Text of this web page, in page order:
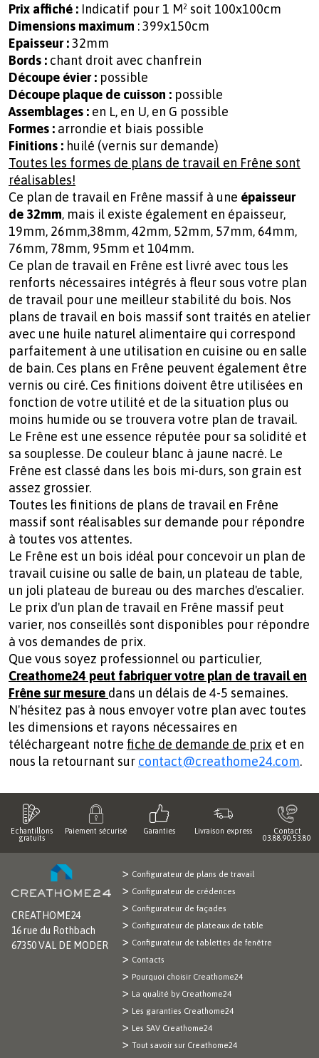
Prix affiché : Indicatif pour 1 M² soit 100x100cm
Dimensions maximum : 399x150cm
Epaisseur :32mm
Bords : chant droit avec chanfrein
Découpe évier : possible
Découpe plaque de cuisson : possible
Assemblages : en L, en U, en G possible
Formes : arrondie et biais possible
Finitions : huilé (vernis sur demande)
Toutes les formes de plans de travail en Frêne sont
réalisables!
Ce plan de travail en Frêne massif à une épaisseur
de 32mm, mais il existe également en épaisseur,
19mm, 26mm,38mm, 42mm, 52mm, 57mm, 64mm,
76mm, 78mm, 95mm et 104mm.
Ce plan de travail en Frêne est livré avec tous les
renforts nécessaires intégrés à fleur sous votre plan
de travail pour une meilleur stabilité du bois. Nos
plans de travail en bois massif sont traités en atelier
avec une huile naturel alimentaire qui correspond
parfaitement à une utilisation en cuisine ou en salle
de bain. Ces plans en Frêne peuvent également être
vernis ou ciré. Ces finitions doivent être utilisées en
fonction de votre utilité et de la situation plus ou
moins humide ou se trouvera votre plan de travail.
Le Frêne est une essence réputée pour sa solidité et
sa souplesse. De couleur blanc à jaune nacré. Le
Frêne est classé dans les bois mi-durs, son grain est
assez grossier.
Toutes les finitions de plans de travail en Frêne
massif sont réalisables sur demande pour répondre
à toutes vos attentes.
Le Frêne est un bois idéal pour concevoir un plan de
travail cuisine ou salle de bain, un plateau de table,
un joli plateau de bureau ou des marches d'escalier.
Le prix d'un plan de travail en Frêne massif peut
varier, nos conseillés sont disponibles pour répondre
à vos demandes de prix.
Que vous soyez professionnel ou particulier,
Creathome24 peut fabriquer votre plan de travail en
Frêne sur mesure dans un délais de 4-5 semaines.
N'hésitez pas à nous envoyer votre plan avec toutes
les dimensions et rayons nécessaires en
téléchargeant notre fiche de demande de prix et en
nous la retournant sur contact@creathome24.com.
Echantillons
gratuits
Paiement sécurisé Garanties Livraison express
Contact
03.88.90.53.80
CREATHOME24
16 rue du Rothbach
67350 VAL DE MODER
Configurateur de plans de travail
Configurateur de crédences
Configurateur de façades
Configurateur de plateaux de table
Configurateur de tablettes de fenêtre
Contacts
Pourquoi choisir Creathome24
La qualité by Creathome24
Les garanties Creathome24
Les SAV Creathome24
Tout savoir sur Creathome24